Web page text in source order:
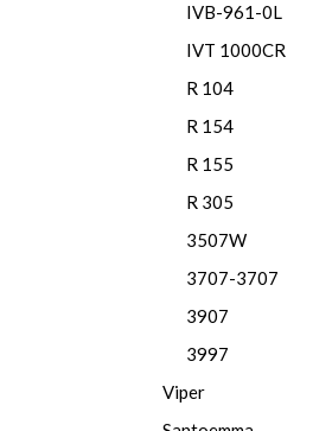
IVB-961-0L
IVT 1000CR
R 104
R 154
R 155
R 305
3507W
3707-3707
3907
3997
Viper